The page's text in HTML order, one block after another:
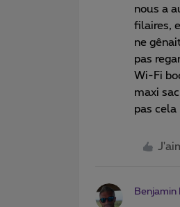
nous a
filaires,
ne
pas
Wi-Fi
maxi
pas
Benjamin